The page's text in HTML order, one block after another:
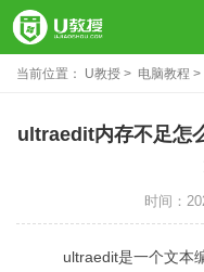
当前位置： U教授 电脑教程
ultraedit内存不足怎
时间：
ultraedit是一个文本编